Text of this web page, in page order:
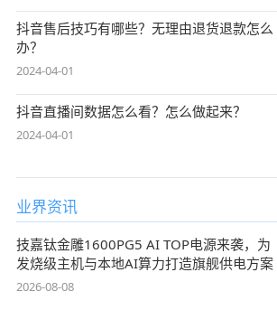
抖音售后技巧有哪些？无理由退货退款怎么
办？
2024-04-01
抖音直播间数据怎么看？怎么做起来？
2024-04-01
业界资讯
技嘉钛金雕1600PG5 AI TOP电源来袭，为
发烧级主机与本地AI算力打造旗舰供电方案
2026-08-08